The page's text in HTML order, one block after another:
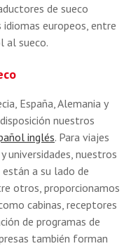
de sueco
europeos, entre
al sueco.
España, Alemania y
nuestros
inglés. Para viajes
universidades, nuestros
a su lado de
otros, proporcionamos
cabinas, receptores
de programas de
también forman